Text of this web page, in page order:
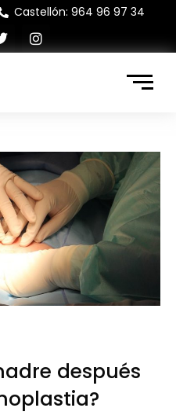
Castellón: 964 96 97 34
después